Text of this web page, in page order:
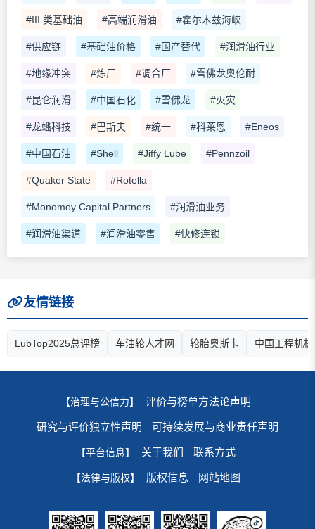
#III 类基础油 #高端润滑油 #霍尔木兹海峡
#供应链 #基础油价格 #国产替代 #润滑油行业
#地缘冲突 #炼厂 #调合厂 #雪佛龙奥伦耐
#昆仑润滑 #中国石化 #雪佛龙 #火灾
#龙蟠科技 #巴斯夫 #统一 #科莱恩 #Eneos
#中国石油 #Shell #Jiffy Lube #Pennzoil
#Quaker State #Rotella
#Monomoy Capital Partners #润滑油业务
#润滑油渠道 #润滑油零售 #快修连锁
友情链接
LubTop2025总评榜 车油轮人才网 轮胎奥斯卡 中国工程机
【治理与公信力】 评价与榜单方法论声明
研究与评价独立性声明 可持续发展与商业责任声明
【平台信息】 关于我们 联系方式
【法律与版权】 版权信息 网站地图